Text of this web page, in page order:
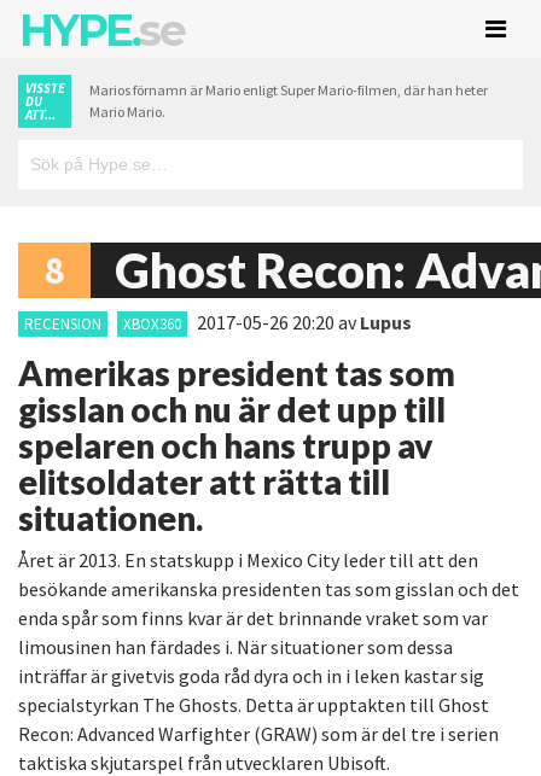
HYPE.se
VISSTE
DU
ATT...
Marios förnamn är Mario enligt Super Mario-filmen, där han heter
Mario Mario.
8 Ghost Recon:
RECENSION XBOX360 2017-05-26 20:20 avLupus
Amerikas president tas som
gisslan och nu är det upp till
spelaren och hans trupp av
elitsoldater att rätta till
situationen.
Året är 2013. En statskupp i Mexico City leder till att den
besökande amerikanska presidenten tas som gisslan och det
enda spår som finns kvar är det brinnande vraket som var
limousinen han färdades i. När situationer som dessa
inträffar är givetvis goda råd dyra och in i leken kastar sig
specialstyrkan The Ghosts. Detta är upptakten till Ghost
Recon: Advanced Warfighter (GRAW) som är del tre i serien
taktiska skjutarspel från utvecklaren Ubisoft.